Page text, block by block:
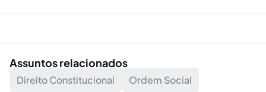
Assuntos relacionados
Direito Constitucional
Ordem Social